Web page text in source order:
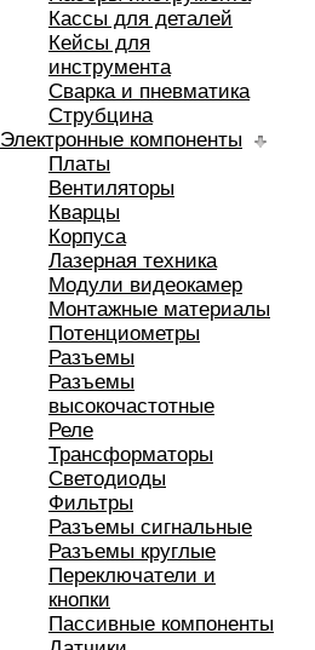
Кассы для деталей
Кейсы для
инструмента
Сварка и пневматика
Струбцина
Электронные компоненты
Платы
Вентиляторы
Кварцы
Корпуса
Лазерная техника
Модули видеокамер
Монтажные материалы
Потенциометры
Разъемы
Разъемы
высокочастотные
Реле
Трансформаторы
Светодиоды
Фильтры
Разъемы сигнальные
Разъемы круглые
Переключатели и
кнопки
Пассивные компоненты